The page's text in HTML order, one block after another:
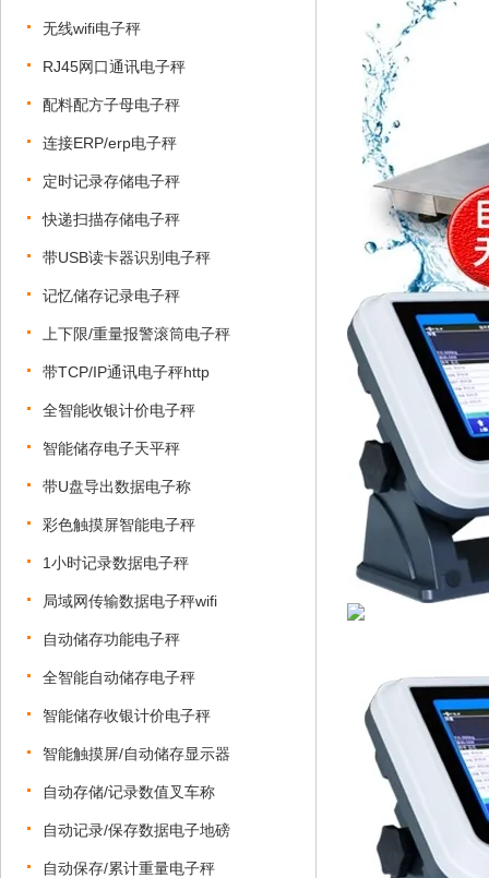
无线wifi电子秤
RJ45网口通讯电子秤
配料配方子母电子秤
连接ERP/erp电子秤
定时记录存储电子秤
快递扫描存储电子秤
带USB读卡器识别电子秤
记忆储存记录电子秤
上下限/重量报警滚筒电子秤
带TCP/IP通讯电子秤http
全智能收银计价电子秤
智能储存电子天平秤
带U盘导出数据电子称
彩色触摸屏智能电子秤
1小时记录数据电子秤
局域网传输数据电子秤wifi
自动储存功能电子秤
全智能自动储存电子秤
智能储存收银计价电子秤
智能触摸屏/自动储存显示器
自动存储/记录数值叉车称
自动记录/保存数据电子地磅
自动保存/累计重量电子秤